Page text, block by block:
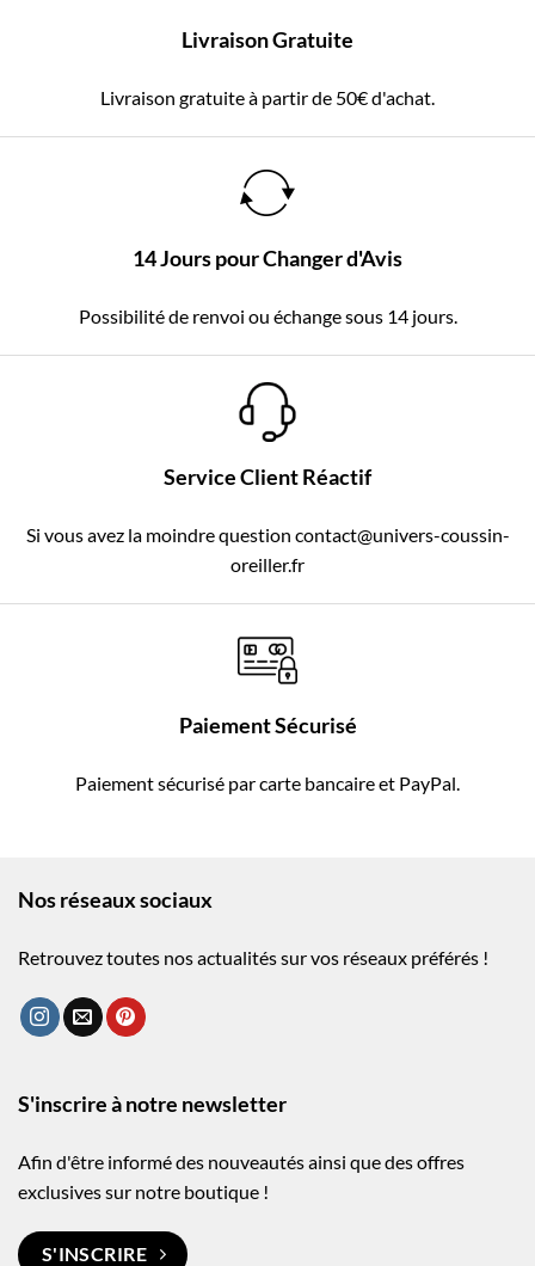
Livraison Gratuite
Livraison gratuite à partir de 50€ d'achat.
14 Jours pour Changer d'Avis
Possibilité de renvoi ou échange sous 14 jours.
Service Client Réactif
Si vous avez la moindre question contact@univers-coussin-
oreiller.fr
Paiement Sécurisé
Paiement sécurisé par carte bancaire et PayPal.
Nos réseaux sociaux
Retrouvez toutes nos actualités sur vos réseaux préférés !
S'inscrire à notre newsletter
Afin d'être informé des nouveautés ainsi que des offres
exclusives sur notre boutique !
S'INSCRIRE